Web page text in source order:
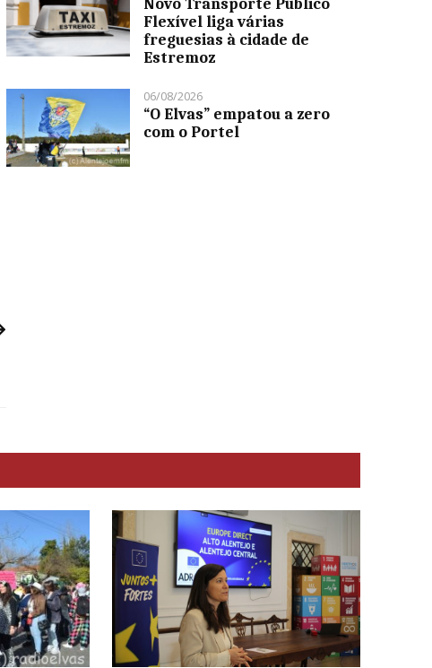
Flexível liga várias
freguesias à cidade de
Estremoz
06/08/2026
“O Elvas” empatou a zero
com o Portel